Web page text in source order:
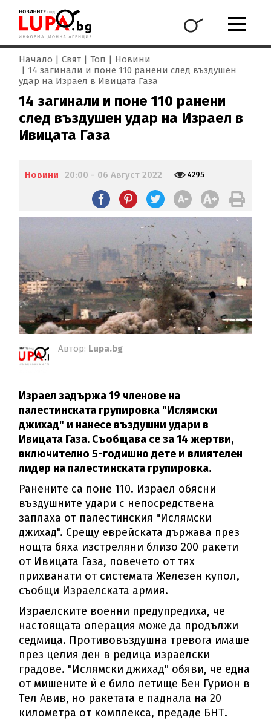
Начало Свят Топ
Новини
14 загинали и поне 110 ранени след въздушен
удар на Израел в Ивицата Газа
14 загинали и поне 110 ранени
след въздушен удар на Израел в
Ивицата Газа
Новини 20:00 - 06 Август 2022 4295
Автор: Lupa.bg
Израел задържа 19 членове на
палестинската групировка "Ислямски
джихад" и нанесе въздушни удари в
Ивицата Газа. Съобщава се за 14 жертви,
включително 5-годишно дете и влиятелен
лидер на палестинската групировка.
Ранените са поне 110. Израел обясни
въздушните удари с непосредствена
заплаха от палестинския "Ислямски
джихад". Срещу еврейската държава през
нощта бяха изстреляни близо 200 ракети
от Ивицата Газа, повечето от тях
прихванати от системата Железен купол,
съобщи Израелската армия.
Израелските военни предупредиха, че
настоящата операция може да продължи
седмица. Противовъздушна тревога имаше
през целия ден в редица израелски
градове. "Ислямски джихад" обяви, че една
от мишените ѝ е било летище Бен Гурион в
Тел Авив, но ракетата е паднала на 20
километра от комплекса, предаде БНТ.